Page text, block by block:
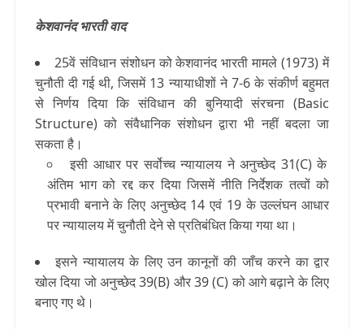
केशवानंद भारती वाद
25वें संविधान संशोधन को केशवानंद भारती मामले (1973) में
चुनौती दी गई थी, जिसमें 13 न्यायाधीशों ने 7-6 के संकीर्ण बहुमत
से निर्णय दिया कि संविधान की बुनियादी संरचना (Basic
Structure) को संवैधानिक संशोधन द्वारा भी नहीं बदला जा
सकता है।
इसी आधार पर सर्वोच्च न्यायालय ने अनुच्छेद 31(C)के
अंतिम भाग को रद्द कर दिया जिसमें नीति निर्देशक तत्वों को
प्रभावी बनाने के लिए अनुच्छेद 14 एवं 19 के उल्लंघन आधार
पर न्यायालय में चुनौती देने से प्रतिबंधित किया गया था।
इसने न्यायालय के लिए उन कानूनों की जाँच करने का द्वार
खोल दिया जो अनुच्छेद 39(B) और 39(C) को आगे बढ़ाने के लिए
बनाए गए थे।